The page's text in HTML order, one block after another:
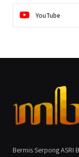
YouTube
Bermis Serpong ASRI